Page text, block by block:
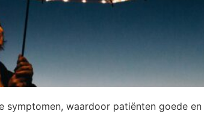
waardoor patiënten goede